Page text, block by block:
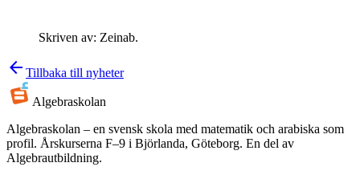
Skriven av: Zeinab.
arrow_back Tillbaka till nyheter
Algebraskolan
Algebraskolan – en svensk skola med matematik och arabiska som
profil. Årskurserna F–9 i Björlanda, Göteborg. En del av
Algebrautbildning.